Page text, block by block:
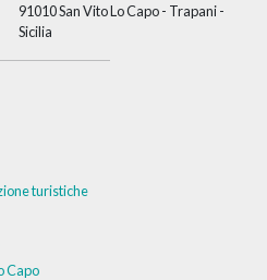
91010 San Vito Lo Capo - Trapani -
Sicilia
turistiche
Capo